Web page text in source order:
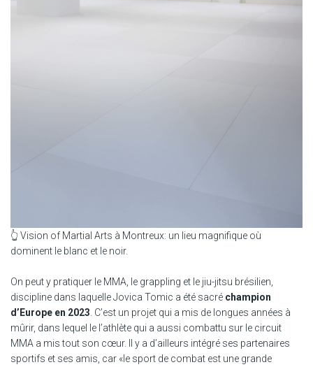
👆 Vision of Martial Arts à Montreux: un lieu magnifique où
dominent le blanc et le noir.
On peut y pratiquer le MMA, le grappling et le jiu-jitsu brésilien,
discipline dans laquelle Jovica Tomic a été sacré champion
d’Europe en 2023 . C’est un projet qui a mis de longues années à
mûrir, dans lequel le l’athlète qui a aussi combattu sur le circuit
MMA a mis tout son cœur. Il y a d’ailleurs intégré ses partenaires
sportifs et ses amis, car «le sport de combat est une grande